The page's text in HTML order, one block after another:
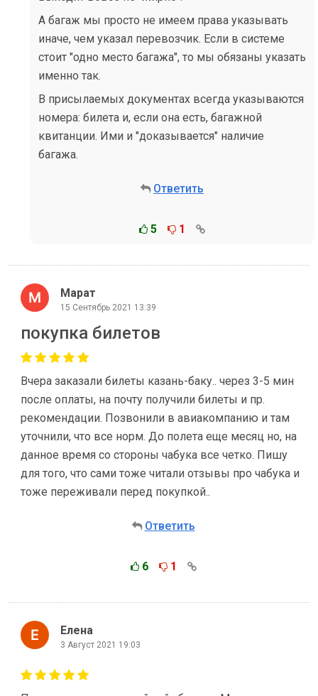
А багаж мы просто не имеем права указывать
иначе, чем указал перевозчик. Если в системе
стоит "одно место багажа", то мы обязаны указать
именно так.
В присылаемых документах всегда указываются
номера: билета и, если она есть, багажной
квитанции. Ими и "доказывается" наличие
багажа.
Ответить
5 1
Марат
15 Сентябрь 2021 13:39
покупка билетов
Вчера заказали билеты казань-баку.. через 3-5 мин
после оплаты, на почту получили билеты и пр.
рекомендации. Позвонили в авиакомпанию и там
уточнили, что все норм. До полета еще месяц но, на
данное время со стороны чабука все четко. Пишу
для того, что сами тоже читали отзывы про чабука и
тоже переживали перед покупкой..
Ответить
6 1
Елена
3 Август 2021 19:03